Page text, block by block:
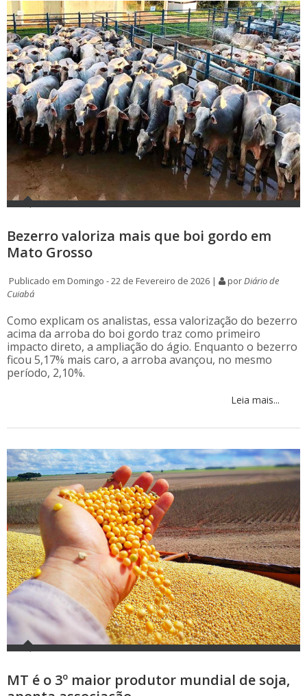
Bezerro valoriza mais que boi gordo em
Mato Grosso
Publicado em Domingo - 22 de Fevereiro de 2026 | por Diário de
Cuiabá
Como explicam os analistas, essa valorização do bezerro
acima da arroba do boi gordo traz como primeiro
impacto direto, a ampliação do ágio. Enquanto o bezerro
ficou 5,17% mais caro, a arroba avançou, no mesmo
período, 2,10%.
Leia mais...
MT é o 3º maior produtor mundial de soja,